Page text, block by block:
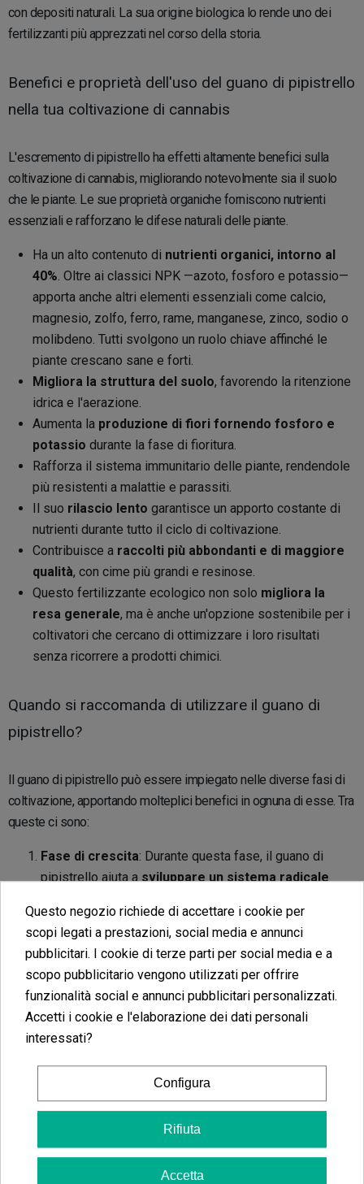
con depositi naturali. La sua origine biologica lo rende uno dei
fertilizzanti più apprezzati nel corso della storia.
Benefici e proprietà dell'uso del guano di pipistrello
nella tua coltivazione di cannabis
L'escremento di pipistrello ha effetti altamente benefici sulla
coltivazione di cannabis, migliorando notevolmente sia il suolo
che le piante. Le sue proprietà organiche forniscono nutrienti
essenziali e rafforzano le difese naturali delle piante.
Ha un alto contenuto di nutrienti organici, intorno al
40%. Oltre ai classici NPK —azoto, fosforo e potassio—
apporta anche altri elementi essenziali come calcio,
magnesio, zolfo, ferro, rame, manganese, zinco, sodio o
molibdeno. Tutti svolgono un ruolo chiave affinché le
piante crescano sane e forti.
Migliora la struttura del suolo, favorendo la ritenzione
idrica e l'aerazione.
Aumenta la produzione di fiori fornendo fosforo e
potassio durante la fase di fioritura.
Rafforza il sistema immunitario delle piante, rendendole
più resistenti a malattie e parassiti.
Il suo rilascio lento garantisce un apporto costante di
nutrienti durante tutto il ciclo di coltivazione.
Contribuisce a raccolti più abbondanti e di maggiore
qualità, con cime più grandi e resinose.
Questo fertilizzante ecologico non solo migliora la
resa generale, ma è anche un'opzione sostenibile per i
coltivatori che cercano di ottimizzare i loro risultati
senza ricorrere a prodotti chimici.
Quando si raccomanda di utilizzare il guano di
pipistrello?
Il guano di pipistrello può essere impiegato nelle diverse fasi di
coltivazione, apportando molteplici benefici in ognuna di esse. Tra
queste ci sono:
Fase di crescita: Durante questa fase, il guano di
pipistrello aiuta asviluppare un sistema radicale
vigorosa della pianta.
Fase di pre-fioritura: In questa fase, il guano fornisce
una combinazione di nutrienti equilibrata che prepara la
pianta allaproduzione di fiori.
Fase di fioritura : Il guano di pipistrello per la fioritura è
particolarmente utile grazie al suo alto contenuto di
fosforo, cruciale per la formazione di
resinose.
: Può essere utilizzato per
il suolo dopo il raccolto, apportando materia organica
e migliorando la qualità del substrato per future
piantagioni.
Questo negozio richiede di accettare i cookie per
scopi legati a prestazioni, social media e annunci
pubblicitari. I cookie di terze parti per social media e a
scopo pubblicitario vengono utilizzati per offrire
funzionalità social e annunci pubblicitari personalizzati.
Accetti i cookie e l'elaborazione dei dati personali
interessati?
Configura
Rifiuta
Accetta